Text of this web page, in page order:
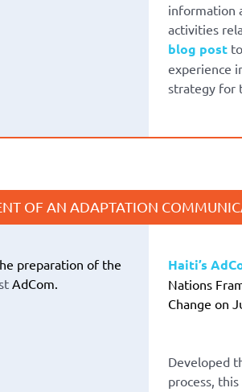
information
activities
blog postto
experience
strategy for
OF AN ADAPTATION
preparation of the
AdCom.
Haiti’s
Nations
Change on
Developed
process,